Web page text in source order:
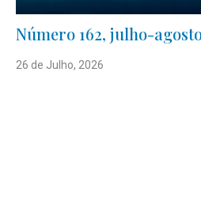
Número 162, julho-
26 de Julho, 2026